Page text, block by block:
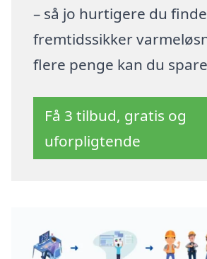
– så jo hurtigere du
fremtidssikker
flere penge kan du
Få 3 tilbud, gratis og
uforpligtende